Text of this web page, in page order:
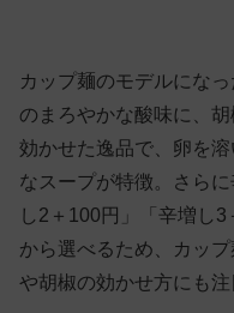
カップ麺のモデルにな
のまろやかな酸味に、
効かせた逸品で、卵を
なスープが特徴。さら
し2＋100円」「辛増し3
から選べるため、カッ
や胡椒の効かせ方にも注